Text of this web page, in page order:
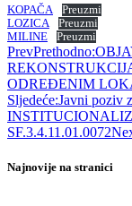
KOPAČA
Preuzmi
LOZICA
Preuzmi
MILINE
Preuzmi
PrevPrethodno:
ODREĐENIM
Sljedeće:Javni poziv
SF.3.4.11.01.0072
Najnovije na stranici